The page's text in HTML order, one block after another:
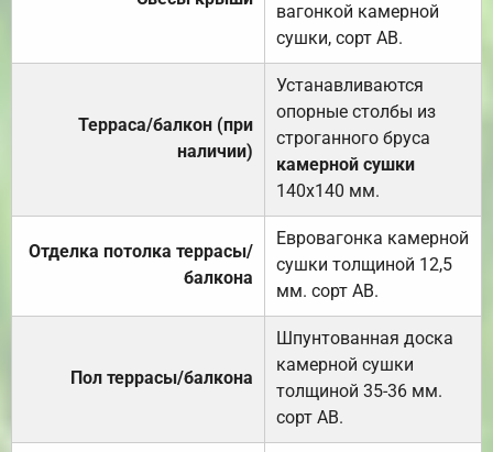
вагонкой камерной
сушки, сорт АВ.
Терраса/балкон (при
наличии)
Устанавливаются
опорные столбы из
строганного бруса
камерной сушки
140х140 мм.
Отделка потолка террасы/
балкона
Евровагонка камерной
сушки толщиной 12,5
мм. сорт АВ.
Пол террасы/балкона
Шпунтованная доска
камерной сушки
толщиной 35-36 мм.
сорт АВ.